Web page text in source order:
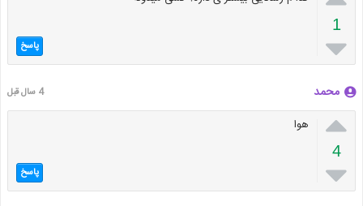
1
 پاسخ
محمد 4 سال قبل

4

هوا
پاسخ